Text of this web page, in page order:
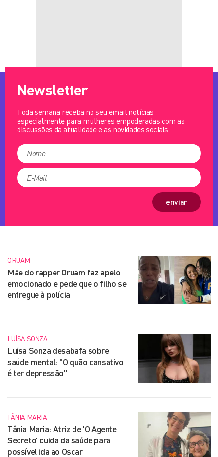
Newsletter
Toda semana receba no seu email notícias
especialmente para mulheres empoderadas com as
discussões da atualidade e as novidades sociais.
enviar
ORUAM
Mãe do rapper Oruam faz apelo
emocionado e pede que o filho se
entregue à polícia
LUÍSA SONZA
Luísa Sonza desabafa sobre
saúde mental: "O quão cansativo
é ter depressão"
TÂNIA MARIA
Tânia Maria: Atriz de 'O Agente
Secreto' cuida da saúde para
possível ida ao Oscar